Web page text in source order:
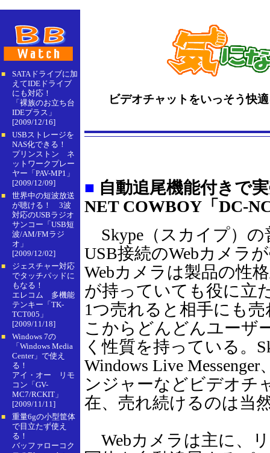
■
SATAドライブに加
えてIDEドライブ
にも対応！
「裸族のお立ち台
IDEプラス」
[2009/12/16]
■
USBストレージを
NAS化できる！
プリンストン ネ
ットワークプレー
ヤー「PAV-MP1」
[2009/12/09]
■
世界中の短波放送
が聴ける！ 3波
対応のUSBラジオ
サンコー「USB短
波/AM/FMラジ
オ」
[2009/12/02]
■
ジェスチャー対応
でタッチパッドに
もなる！
エレコム 多機能
テンキー「TK-
TCT005」
[2009/11/18]
■
Windows 7の
「Windows Media
Center」で使え
る！
アイ・オー リモ
コン「GV-
MC7/RCKIT」
[2009/11/11]
■
重量6gの小型筐体
で目立たず使え
る！
バッファローコク
ビデオチャットをいっそう快
■ 自動追尾機能付きで
NET COWBOY「DC-
Skype（スカイプ）の
USB接続のWebカメラ
Webカメラは製品の性
が持っていても役に立
1つ売れると相手にも
こからどんどんユーザ
く性質を持っている。
Windows Live
ンジャーなどビデオチ
在、売れ続けるのは当
Webカメラは主に、